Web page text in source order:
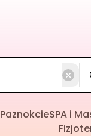
PaznokcieSPA i